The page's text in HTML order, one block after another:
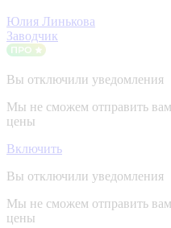
Юлия Линькова
Заводчик
Вы отключили уведомления
Мы не сможем отправить
цены
Включить
Вы отключили уведомления
Мы не сможем отправить
цены